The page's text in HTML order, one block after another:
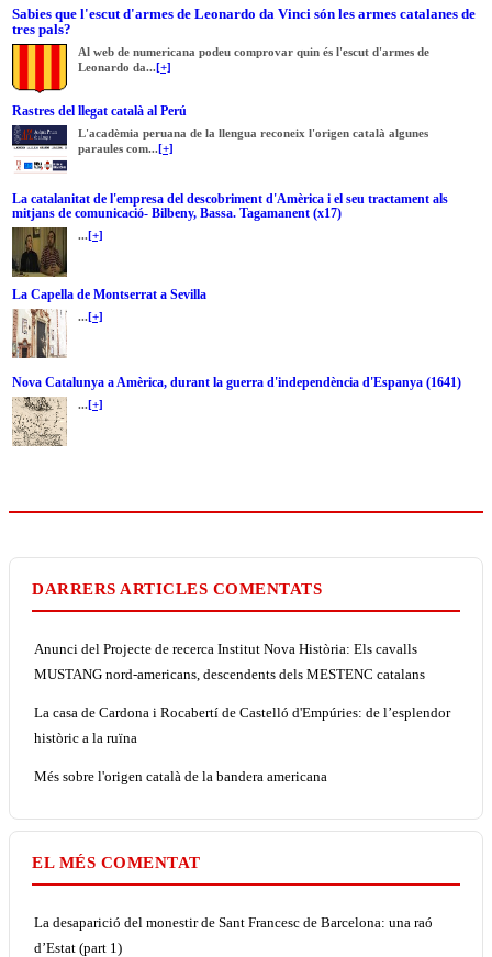
Sabies que l'escut d'armes de Leonardo da Vinci són les armes catalanes de
tres pals?
Al web de numericana podeu comprovar quin és l'escut d'armes de
Leonardo da...[+]
Rastres del llegat català al Perú
L'acadèmia peruana de la llengua reconeix l'origen català algunes
paraules com...[+]
La catalanitat de l'empresa del descobriment d'Amèrica i el seu tractament als
mitjans de comunicació- Bilbeny, Bassa. Tagamanent (x17)
...[+]
La Capella de Montserrat a Sevilla
...[+]
Nova Catalunya a Amèrica, durant la guerra d'independència d'Espanya (1641)
...[+]
DARRERS ARTICLES COMENTATS
Anunci del Projecte de recerca Institut Nova Història: Els cavalls
MUSTANG nord-americans, descendents dels MESTENC catalans
La casa de Cardona i Rocabertí de Castelló d'Empúries: de l’esplendor
històric a la ruïna
Més sobre l'origen català de la bandera americana
EL MÉS COMENTAT
La desaparició del monestir de Sant Francesc de Barcelona: una raó
d’Estat (part 1)